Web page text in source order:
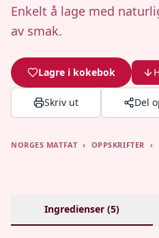
Enkelt å lage med
av smak.
Lagre i kokebok
Skriv ut Del
NORGES MATFAT › OPPSKRIFTER ›
Ingredienser (5)